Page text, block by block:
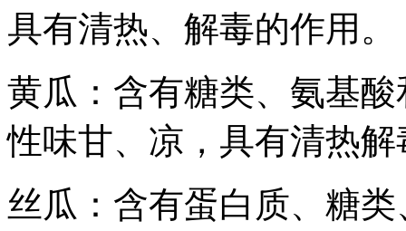
具有清热、解毒的作用。
黄瓜：含有糖类、氨基
性味甘、凉，具有清热
丝瓜：含有蛋白质、糖